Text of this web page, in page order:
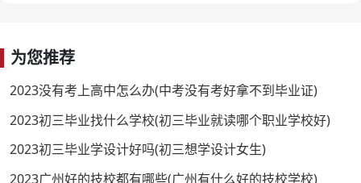
为您推荐
2023没有考上高中怎么办(中考没有考好拿不到毕业证)
2023初三毕业找什么学校(初三毕业就读哪个职业学校好)
2023初三毕业学设计好吗(初三想学设计女生)
2023广州好的技校都有哪些(广州有什么好的技校学校)